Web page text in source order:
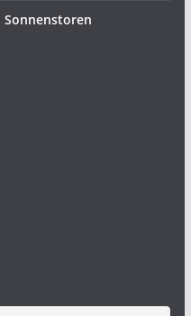
Sonnenstoren